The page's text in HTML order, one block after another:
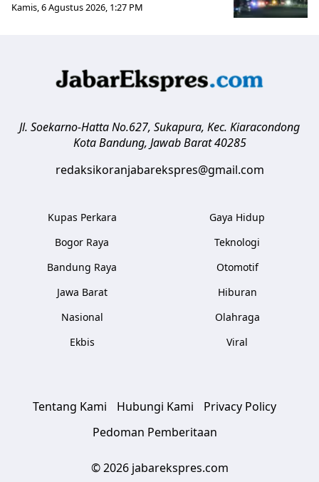
Kamis, 6 Agustus 2026, 1:27 PM
Jl. Soekarno-Hatta No.627, Sukapura, Kec. Kiaracondong
Kota Bandung, Jawab Barat 40285
redaksikoranjabarekspres@gmail.com
Kupas Perkara
Bogor Raya
Bandung Raya
Jawa Barat
Nasional
Ekbis
Gaya Hidup
Teknologi
Otomotif
Hiburan
Olahraga
Viral
Tentang Kami Hubungi Kami
Privacy Policy
Pedoman Pemberitaan
© 2026 jabarekspres.com